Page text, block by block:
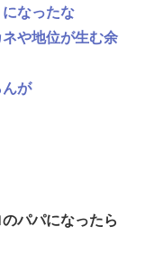
なったな
や地位が生む余
が
パパになったら